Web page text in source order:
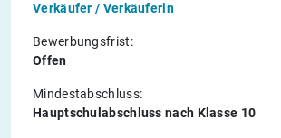
Verkäufer / Verkäuferin
Bewerbungsfrist:
Offen
Mindestabschluss:
Hauptschulabschluss nach Klasse 10